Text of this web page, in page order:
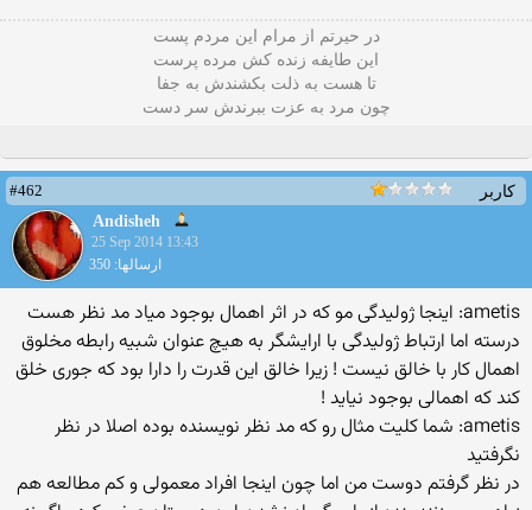
در حیرتم از مرام این مردم پست
این طایفه زنده کش مرده پرست
تا هست به ذلت بکشندش به جفا
چون مرد به عزت ببرندش سر دست
کاربر
#462
Andisheh
25 Sep 2014 13:43
ارسالها: 350
ametis: اینجا ژولیدگی مو که در اثر اهمال بوجود میاد مد نظر هست
درسته اما ارتباط ژولیدگی با ارایشگر به هیچ عنوان شبیه رابطه مخلوق
اهمال کار با خالق نیست ! زیرا خالق این قدرت را دارا بود که جوری خلق
کند که اهمالی بوجود نیاید !
ametis: شما کلیت مثال رو که مد نظر نویسنده بوده اصلا در نظر
نگرفتید
در نظر گرفتم دوست من اما چون اینجا افراد معمولی و کم مطالعه هم